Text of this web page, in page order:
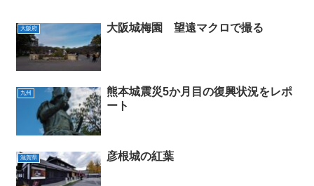
大阪府 大阪城梅園 望遠マクロで撮る
九州
熊本城震災5か月目の復興状況をレポ
ート
滋賀県 彦根城の紅葉